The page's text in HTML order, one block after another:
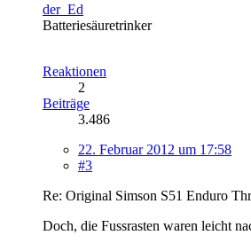
der_Ed
Batteriesäuretrinker
Reaktionen
2
Beiträge
3.486
22. Februar 2012 um 17:58
#3
Re: Original Simson S51 Enduro
Doch, die Fussrasten waren leicht